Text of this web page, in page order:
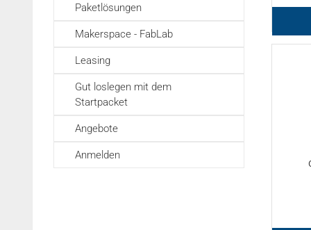
Paketlösungen
Makerspace - FabLab
Leasing
Gut loslegen mit dem
Startpacket
Angebote
Anmelden